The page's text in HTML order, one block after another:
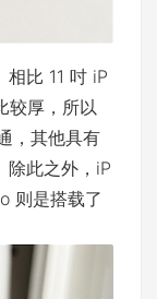
比 11 吋 iP
较厚，所以
，其他具有
除此之外，iP
则是搭载了